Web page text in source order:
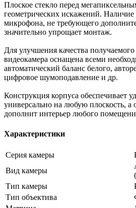
Плоское стекло перед
геометрических искажений. Наличие
микрофона, не требующего
значительно упрощает монтаж.
Для улучшения качества
видеокамера оснащена всеми
автоматический баланс белого,
цифровое шумоподавление и др.
Конструкция корпуса обеспечивает
универсально на любую плоскость, а
дополнит интерьер любого
Характеристики
Серия камеры
Вид камеры
Тип камеры
Тип объектива